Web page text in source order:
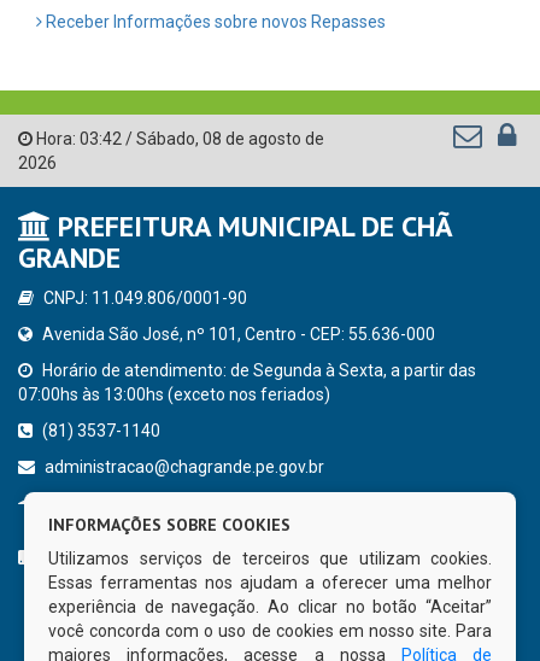
Receber Informações sobre novos Repasses
Hora: 03:42/Sábado, 08 de agosto de
2026
PREFEITURA MUNICIPAL DE CHÃ
GRANDE
CNPJ: 11.049.806/0001-90
Avenida São José, nº 101, Centro - CEP: 55.636-000
Horário de atendimento: de Segunda à Sexta, a partir das
07:00hs às 13:00hs (exceto nos feriados)
(81) 3537-1140
administracao@chagrande.pe.gov.br
CURTA NOSSA FAN PAGE
INFORMAÇÕES SOBRE COOKIES
Utilizamos serviços de terceiros que utilizam cookies.
Essas ferramentas nos ajudam a oferecer uma melhor
experiência de navegação. Ao clicar no botão “Aceitar”
você concorda com o uso de cookies em nosso site. Para
maiores informações, acesse a nossa
Política de